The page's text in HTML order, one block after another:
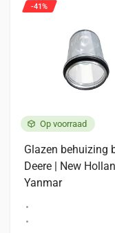
Op voorraad
-41%
Glazen behuizing
Deere | New
Yanmar